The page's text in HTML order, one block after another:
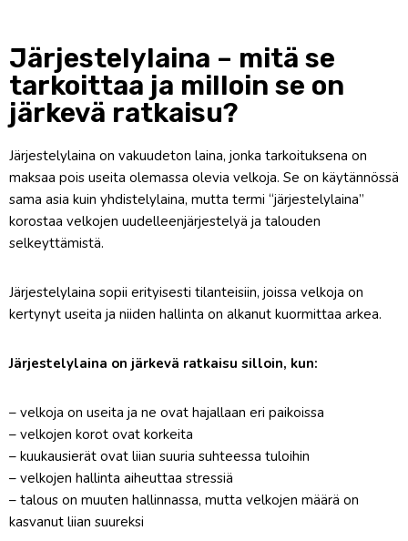
Järjestelylaina – mitä se
tarkoittaa ja milloin se on
järkevä ratkaisu?
Järjestelylaina on vakuudeton laina, jonka tarkoituksena on
maksaa pois useita olemassa olevia velkoja. Se on käytännössä
sama asia kuin yhdistelylaina, mutta termi “järjestelylaina”
korostaa velkojen uudelleenjärjestelyä ja talouden
selkeyttämistä.
Järjestelylaina sopii erityisesti tilanteisiin, joissa velkoja on
kertynyt useita ja niiden hallinta on alkanut kuormittaa arkea.
Järjestelylaina on järkevä ratkaisu silloin, kun:
– velkoja on useita ja ne ovat hajallaan eri paikoissa
– velkojen korot ovat korkeita
– kuukausierät ovat liian suuria suhteessa tuloihin
– velkojen hallinta aiheuttaa stressiä
– talous on muuten hallinnassa, mutta velkojen määrä on
kasvanut liian suureksi